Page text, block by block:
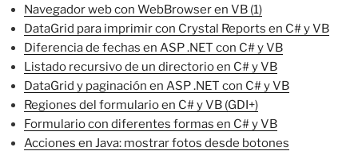
Navegador web con WebBrowser en VB (1)
DataGrid para imprimir con Crystal Reports en C# y VB
Diferencia de fechas en ASP .NET con C# y VB
Listado recursivo de un directorio en C# y VB
DataGrid y paginación en ASP .NET con C# y VB
Regiones del formulario en C# y VB (GDI+)
Formulario con diferentes formas en C# y VB
Acciones en Java: mostrar fotos desde botones